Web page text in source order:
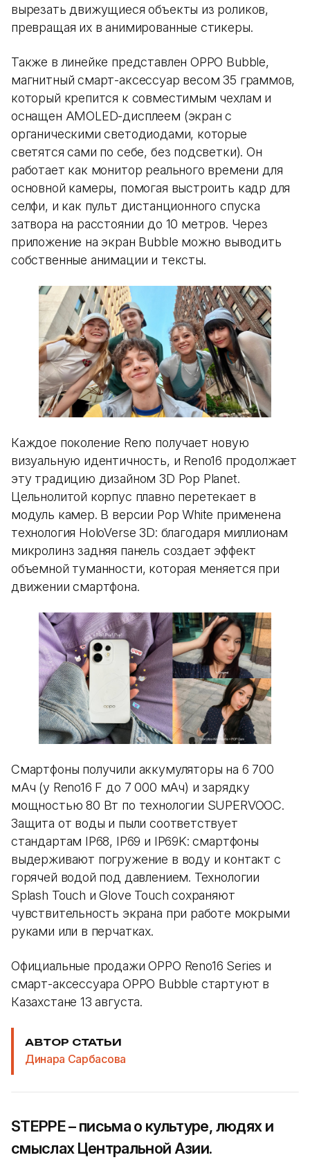
вырезать движущиеся объекты из роликов,
превращая их в анимированные стикеры.
Также в линейке представлен OPPO Bubble,
магнитный смарт-аксессуар весом 35 граммов,
который крепится к совместимым чехлам и
оснащен AMOLED-дисплеем (экран с
органическими светодиодами, которые
светятся сами по себе, без подсветки). Он
работает как монитор реального времени для
основной камеры, помогая выстроить кадр для
селфи, и как пульт дистанционного спуска
затвора на расстоянии до 10 метров. Через
приложение на экран Bubble можно выводить
собственные анимации и тексты.
Каждое поколение Reno получает новую
визуальную идентичность, и Reno16 продолжает
эту традицию дизайном 3D Pop Planet.
Цельнолитой корпус плавно перетекает в
модуль камер. В версии Pop White применена
технология HoloVerse 3D: благодаря миллионам
микролинз задняя панель создает эффект
объемной туманности, которая меняется при
движении смартфона.
Смартфоны получили аккумуляторы на 6 700
мАч (у Reno16 F до 7 000 мАч) и зарядку
мощностью 80 Вт по технологии SUPERVOOC.
Защита от воды и пыли соответствует
стандартам IP68, IP69 и IP69K: смартфоны
выдерживают погружение в воду и контакт с
горячей водой под давлением. Технологии
Splash Touch и Glove Touch сохраняют
чувствительность экрана при работе мокрыми
руками или в перчатках.
Официальные продажи OPPO Reno16 Series и
смарт-аксессуара OPPO Bubble стартуют в
Казахстане 13 августа.
АВТОР СТАТЬИ
Динара Сарбасова
STEPPE – письма о культуре, людях и
смыслах Центральной Азии.